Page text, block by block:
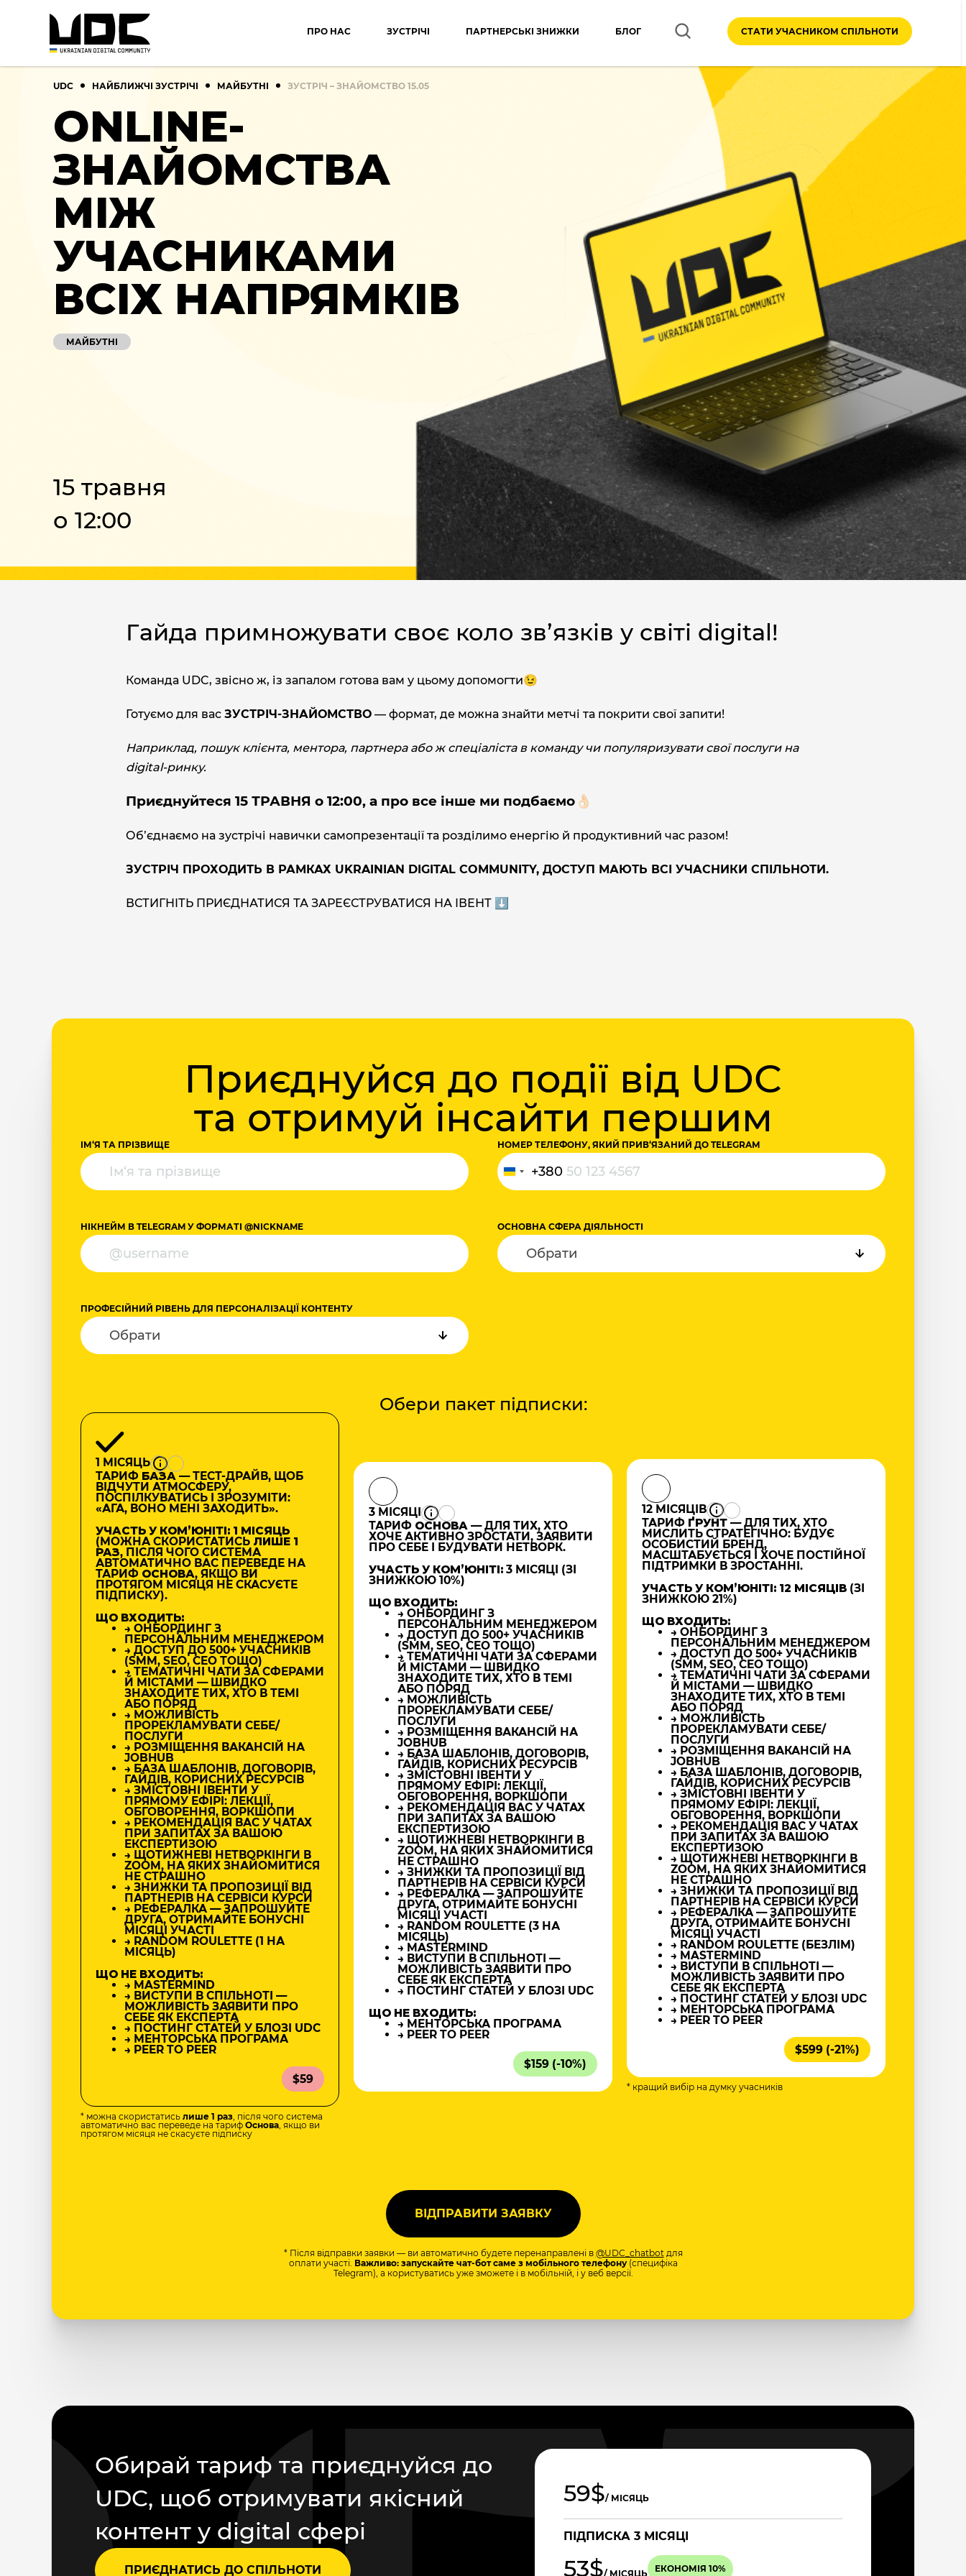
ПРО НАС ЗУСТРІЧІ ПАРТНЕРСЬКІ ЗНИЖКИ БЛОГ СТАТИ УЧАСНИКОМ СПІЛЬНОТИ
UDC НАЙБЛИЖЧІ ЗУСТРІЧІ МАЙБУТНІ ЗУСТРІЧ – ЗНАЙОМСТВО 15.05
ONLINE-
ЗНАЙОМСТВА
МІЖ
УЧАСНИКАМИ
ВСІХ НАПРЯМКІВ
МАЙБУТНІ
15 травня
о 12:00
Гайда примножувати своє коло звʼязків у світі digital!
Команда UDC, звісно ж, із запалом готова вам у цьому допомогти😉
Готуємо для вас ЗУСТРІЧ-ЗНАЙОМСТВО — формат, де можна знайти метчі та покрити свої запити!
Наприклад, пошук клієнта, ментора, партнера або ж спеціаліста в команду чи популяризувати свої послуги на
digital-ринку.
Приєднуйтеся 15 ТРАВНЯ о 12:00, а про все інше ми подбаємо👌🏻
Обʼєднаємо на зустрічі навички самопрезентації та розділимо енергію й продуктивний час разом!
ЗУСТРІЧ ПРОХОДИТЬ В РАМКАХ UKRAINIAN DIGITAL COMMUNITY, ДОСТУП МАЮТЬ ВСІ УЧАСНИКИ СПІЛЬНОТИ.
ВСТИГНІТЬ ПРИЄДНАТИСЯ ТА ЗАРЕЄСТРУВАТИСЯ НА ІВЕНТ ⬇️
Приєднуйся до події від UDC
та отримуй інсайти першим
ІМ‘Я ТА ПРІЗВИЩЕ НОМЕР ТЕЛЕФОНУ, ЯКИЙ ПРИВ‘ЯЗАНИЙ ДО TELEGRAM
Україна
+380
+380
НІКНЕЙМ В TELEGRAM У ФОРМАТІ @NICKNAME ОСНОВНА СФЕРА ДІЯЛЬНОСТІ
ПРОФЕСІЙНИЙ РІВЕНЬ ДЛЯ ПЕРСОНАЛІЗАЦІЇ КОНТЕНТУ
Обери пакет підписки:
1 МІСЯЦЬ
ТАРИФ БАЗА— ТЕСТ-ДРАЙВ, ЩОБ
ВІДЧУТИ АТМОСФЕРУ,
ПОСПІЛКУВАТИСЬ І ЗРОЗУМІТИ:
«АГА, ВОНО МЕНІ ЗАХОДИТЬ».
УЧАСТЬ У КОМʼЮНІТІ: 1 МІСЯЦЬ
(МОЖНА СКОРИСТАТИСЬ ЛИШЕ 1
РАЗ, ПІСЛЯ ЧОГО СИСТЕМА
АВТОМАТИЧНО ВАС ПЕРЕВЕДЕ НА
ТАРИФ ОСНОВА, ЯКЩО ВИ
ПРОТЯГОМ МІСЯЦЯ НЕ СКАСУЄТЕ
ПІДПИСКУ).
ЩО ВХОДИТЬ:
→ ОНБОРДИНГ З
ПЕРСОНАЛЬНИМ МЕНЕДЖЕРОМ
→ ДОСТУП ДО 500+ УЧАСНИКІВ
(SMM, SEO, CEO ТОЩО)
→ ТЕМАТИЧНІ ЧАТИ ЗА СФЕРАМИ
Й МІСТАМИ — ШВИДКО
ЗНАХОДИТЕ ТИХ, ХТО В ТЕМІ
АБО ПОРЯД
→ МОЖЛИВІСТЬ
ПРОРЕКЛАМУВАТИ СЕБЕ/
ПОСЛУГИ
→ РОЗМІЩЕННЯ ВАКАНСІЙ НА
JOBHUB
→ БАЗА ШАБЛОНІВ, ДОГОВОРІВ,
ГАЙДІВ, КОРИСНИХ РЕСУРСІВ
→ ЗМІСТОВНІ ІВЕНТИ У
ПРЯМОМУ ЕФІРІ: ЛЕКЦІЇ,
ОБГОВОРЕННЯ, ВОРКШОПИ
→ РЕКОМЕНДАЦІЯ ВАС У ЧАТАХ
ПРИ ЗАПИТАХ ЗА ВАШОЮ
ЕКСПЕРТИЗОЮ
→ ЩОТИЖНЕВІ НЕТВОРКІНГИ В
ZOOM, НА ЯКИХ ЗНАЙОМИТИСЯ
НЕ СТРАШНО
→ ЗНИЖКИ ТА ПРОПОЗИЦІЇ ВІД
ПАРТНЕРІВ НА СЕРВІСИ КУРСИ
→ РЕФЕРАЛКА — ЗАПРОШУЙТЕ
ДРУГА, ОТРИМАЙТЕ БОНУСНІ
МІСЯЦІ УЧАСТІ
→ RANDOM ROULETTE (1 НА
МІСЯЦЬ)
ЩО НЕ ВХОДИТЬ:
→ MASTERMIND
→ ВИСТУПИ В СПІЛЬНОТІ —
МОЖЛИВІСТЬ ЗАЯВИТИ ПРО
СЕБЕ ЯК ЕКСПЕРТА
→ ПОСТИНГ СТАТЕЙ У БЛОЗІ UDC
→ МЕНТОРСЬКА ПРОГРАМА
→ PEER TO PEER
$59
* можна скористатись лише 1 раз, після чого система
автоматично вас переведе на тариф Основа, якщо ви
протягом місяця не скасуєте підписку
3 МІСЯЦІ
ТАРИФ ОСНОВА — ДЛЯ ТИХ, ХТО
ХОЧЕ АКТИВНО ЗРОСТАТИ, ЗАЯВИТИ
ПРО СЕБЕ І БУДУВАТИ НЕТВОРК.
УЧАСТЬ У КОМʼЮНІТІ: 3 МІСЯЦІ (ЗІ
ЗНИЖКОЮ 10%)
ЩО ВХОДИТЬ:
→ ОНБОРДИНГ З
ПЕРСОНАЛЬНИМ МЕНЕДЖЕРОМ
→ ДОСТУП ДО 500+ УЧАСНИКІВ
(SMM, SEO, CEO ТОЩО)
→ ТЕМАТИЧНІ ЧАТИ ЗА СФЕРАМИ
Й МІСТАМИ — ШВИДКО
ЗНАХОДИТЕ ТИХ, ХТО В ТЕМІ
АБО ПОРЯД
→ МОЖЛИВІСТЬ
ПРОРЕКЛАМУВАТИ СЕБЕ/
ПОСЛУГИ
→ РОЗМІЩЕННЯ ВАКАНСІЙ НА
JOBHUB
→ БАЗА ШАБЛОНІВ, ДОГОВОРІВ,
ГАЙДІВ, КОРИСНИХ РЕСУРСІВ
→ ЗМІСТОВНІ ІВЕНТИ У
ПРЯМОМУ ЕФІРІ: ЛЕКЦІЇ,
ОБГОВОРЕННЯ, ВОРКШОПИ
→ РЕКОМЕНДАЦІЯ ВАС У ЧАТАХ
ПРИ ЗАПИТАХ ЗА ВАШОЮ
ЕКСПЕРТИЗОЮ
→ ЩОТИЖНЕВІ НЕТВОРКІНГИ В
ZOOM, НА ЯКИХ ЗНАЙОМИТИСЯ
НЕ СТРАШНО
→ ЗНИЖКИ ТА ПРОПОЗИЦІЇ ВІД
ПАРТНЕРІВ НА СЕРВІСИ КУРСИ
→ РЕФЕРАЛКА — ЗАПРОШУЙТЕ
ДРУГА, ОТРИМАЙТЕ БОНУСНІ
МІСЯЦІ УЧАСТІ
→ RANDOM ROULETTE (3 НА
МІСЯЦЬ)
→ MASTERMIND
→ ВИСТУПИ В СПІЛЬНОТІ —
МОЖЛИВІСТЬ ЗАЯВИТИ ПРО
СЕБЕ ЯК ЕКСПЕРТА
→ ПОСТИНГ СТАТЕЙ У БЛОЗІ UDC
ЩО НЕ ВХОДИТЬ:
→ МЕНТОРСЬКА ПРОГРАМА
→ PEER TO PEER
$159 (-10%)
12 МІСЯЦІВ
ТАРИФ ҐРУНТ— ДЛЯ ТИХ, ХТО
МИСЛИТЬ СТРАТЕГІЧНО: БУДУЄ
ОСОБИСТИЙ БРЕНД,
МАСШТАБУЄТЬСЯ І ХОЧЕ ПОСТІЙНОЇ
ПІДТРИМКИ В ЗРОСТАННІ.
УЧАСТЬ У КОМʼЮНІТІ: 12 МІСЯЦІВ (ЗІ
ЗНИЖКОЮ 21%)
ЩО ВХОДИТЬ:
→ ОНБОРДИНГ З
ПЕРСОНАЛЬНИМ МЕНЕДЖЕРОМ
→ ДОСТУП ДО 500+ УЧАСНИКІВ
(SMM, SEO, CEO ТОЩО)
→ ТЕМАТИЧНІ ЧАТИ ЗА СФЕРАМИ
Й МІСТАМИ — ШВИДКО
ЗНАХОДИТЕ ТИХ, ХТО В ТЕМІ
АБО ПОРЯД
→ МОЖЛИВІСТЬ
ПРОРЕКЛАМУВАТИ СЕБЕ/
ПОСЛУГИ
→ РОЗМІЩЕННЯ ВАКАНСІЙ НА
JOBHUB
→ БАЗА ШАБЛОНІВ, ДОГОВОРІВ,
ГАЙДІВ, КОРИСНИХ РЕСУРСІВ
→ ЗМІСТОВНІ ІВЕНТИ У
ПРЯМОМУ ЕФІРІ: ЛЕКЦІЇ,
ОБГОВОРЕННЯ, ВОРКШОПИ
→ РЕКОМЕНДАЦІЯ ВАС У ЧАТАХ
ПРИ ЗАПИТАХ ЗА ВАШОЮ
ЕКСПЕРТИЗОЮ
→ ЩОТИЖНЕВІ НЕТВОРКІНГИ В
ZOOM, НА ЯКИХ ЗНАЙОМИТИСЯ
НЕ СТРАШНО
→ ЗНИЖКИ ТА ПРОПОЗИЦІЇ ВІД
ПАРТНЕРІВ НА СЕРВІСИ КУРСИ
→ РЕФЕРАЛКА — ЗАПРОШУЙТЕ
ДРУГА, ОТРИМАЙТЕ БОНУСНІ
МІСЯЦІ УЧАСТІ
→ RANDOM ROULETTE (БЕЗЛІМ)
→ MASTERMIND
→ ВИСТУПИ В СПІЛЬНОТІ —
МОЖЛИВІСТЬ ЗАЯВИТИ ПРО
СЕБЕ ЯК ЕКСПЕРТА
→ ПОСТИНГ СТАТЕЙ У БЛОЗІ UDC
→ МЕНТОРСЬКА ПРОГРАМА
→ PEER TO PEER
$599 (-21%)
* кращий вибір на думку учасників
* Після відправки заявки — ви автоматично будете перенаправлені в @UDC_chatbotдля
оплати участі. Важливо: запускайте чат-бот саме з мобільного телефону(специфіка
Telegram), а користуватись уже зможете і в мобільній, і у веб версії.
Обирай тариф та приєднуйся до
UDC, щоб отримувати якісний
контент у digital сфері
ПРИЄДНАТИСЬ ДО СПІЛЬНОТИ
59$/ МІСЯЦЬ
ПІДПИСКА 3 МІСЯЦІ
53$/ МІСЯЦЬ ЕКОНОМІЯ 10%